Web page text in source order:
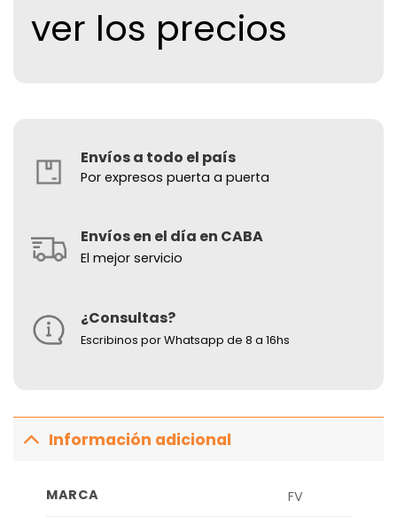
ver los precios
Envíos a todo el país
Por expresos puerta a puerta
Envíos en el día en CABA
El mejor servicio
¿Consultas?
Escribinos por Whatsapp de 8 a 16hs
Información adicional
MARCA FV